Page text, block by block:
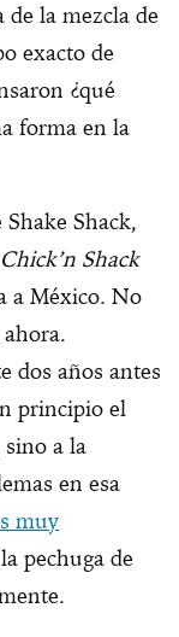
de la mezcla de
exacto de
¿qué
forma en la
Shack,
Chick’n Shack
a México. No
dos años antes
principio el
a la
en esa
muy
pechuga de